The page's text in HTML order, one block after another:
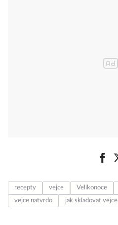
recepty vejce Velikonoce
vejce natvrdo
jak skladovat vejce